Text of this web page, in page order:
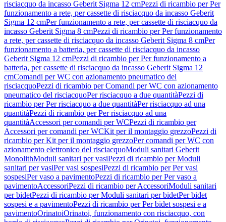
risciacquo da incasso Geberit Sigma 12 cmPezzi di ricambio per Per
funzionamento a rete, per cassette di risciacquo da incasso Geberit
Sigma 12 cmPer funzionamento a rete, per cassette di risciacquo da
incasso Geberit Sigma 8 cmPezzi di ricambio per Per funzionamento
a rete, per cassette di risciacquo da incasso Geberit Sigma 8 cmPer
funzionamento a batteria, per cassette di risciacquo da incasso
Geberit Sigma 12 cmPezzi di ricambio per Per funzionamento a
batteria, per cassette di risciacquo da incasso Geberit Sigma 12
cmComandi per WC con azionamento pneumatico del
risciacquoPezzi di ricambio per Comandi per WC con azionamento
pneumatico del risciacquoPer risciacquo a due quantitàPezzi di
ricambio per Per risciacquo a due quantitàPer risciacquo ad una
quantitàPezzi di ricambio per Per risciacquo ad una
quantitàAccessori per comandi per WCPezzi di ricambio per
Accessori per comandi per WCKit per il montaggio grezzoPezzi di
ricambio per Kit per il montaggio grezzoPer comandi per WC con
azionamento elettronico del risciacquoModuli sanitari Geberit
MonolithModuli sanitari per vasiPezzi di ricambio per Moduli
sanitari per vasiPer vasi sospesiPezzi di ricambio per Per vasi
sospesiPer vaso a pavimentoPezzi di ricambio per Per vaso a
pavimentoAccessoriPezzi di ricambio per AccessoriModuli sanitari
per bidetPezzi di ricambio per Moduli sanitari per bidetPer bidet
sospesi e a pavimentoPezzi di ricambio per Per bidet sospesi e a
pavimentoOrinatoiOrinatoi, funzionamento con risciacquo, con